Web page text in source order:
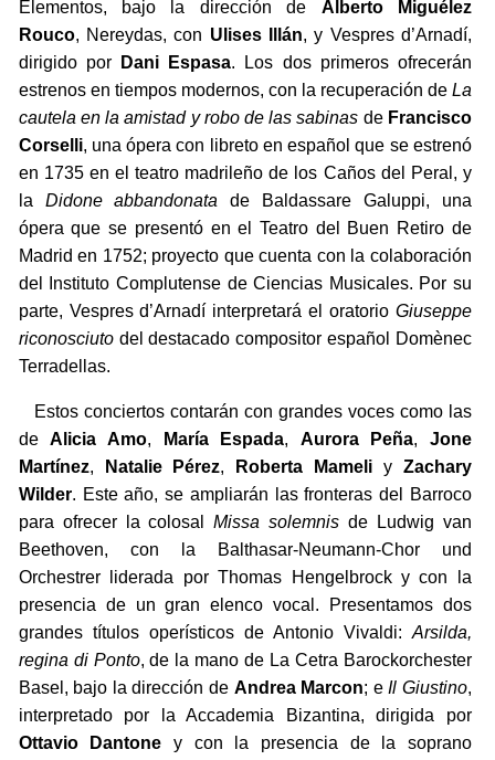
Elementos, bajo la dirección de Alberto Miguélez
Rouco, Nereydas, con Ulises Illán, y Vespres d’Arnadí,
dirigido por
Dani Espasa. Los dos primeros ofrecerán
estrenos en tiempos modernos, con la recuperación de La
cautela en la amistad y robo de las sabinas de Francisco
Corselli, una ópera con libreto en español que se estrenó
en 1735 en el teatro madrileño de los Caños del Peral, y
la Didone abbandonata de Baldassare Galuppi, una
ópera que se presentó en el Teatro del Buen Retiro de
Madrid en 1752; proyecto que cuenta con la colaboración
del Instituto Complutense de Ciencias Musicales. Por su
parte, Vespres d’Arnadí interpretará el oratorio Giuseppe
riconosciutodel destacado compositor español Domènec
Terradellas.
Estos conciertos contarán con grandes voces como las
deAlicia Amo, María Espada, Aurora Peña, Jone
Martínez, Natalie Pérez, Roberta Mameli y Zachary
Wilder. Este año, se ampliarán las fronteras del Barroco
para ofrecer la colosalMissa solemnis de Ludwig van
Beethoven, con la Balthasar-Neumann-Chor und
Orchestrer liderada por Thomas Hengelbrock y con la
presencia de un gran elenco vocal. Presentamos dos
grandes títulos operísticos de Antonio Vivaldi:Arsilda,
regina di Ponto, de la mano de La Cetra Barockorchester
Basel, bajo la dirección de Andrea Marcon; eIl Giustino,
interpretado por la Accademia Bizantina, dirigida por
Ottavio Dantone y con la presencia de la soprano